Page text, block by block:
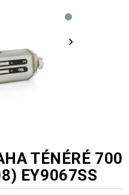
TÉNÉRÉ 700
EY9067SS